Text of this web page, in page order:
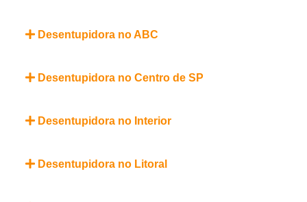
Desentupidora no ABC
Desentupidora no Centro de SP
Desentupidora no Interior
Desentupidora no Litoral